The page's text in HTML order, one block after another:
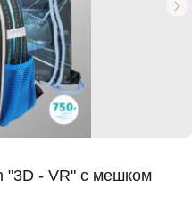
"3D - VR" с мешком